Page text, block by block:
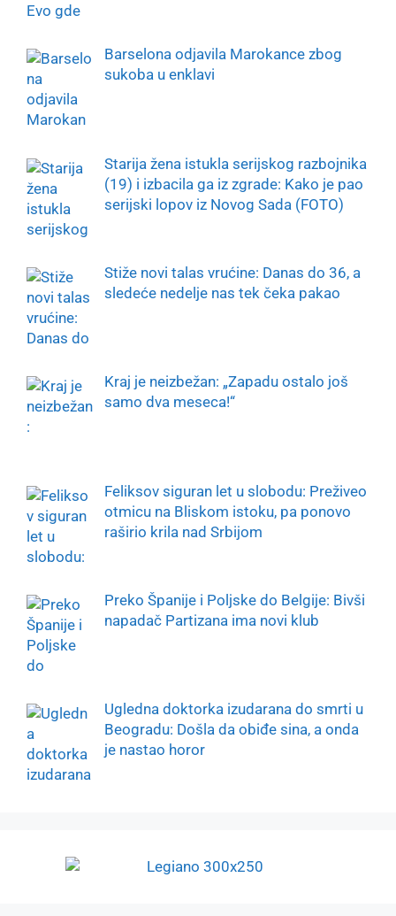
Barselona odjavila Marokance zbog
sukoba u enklavi
Starija žena istukla serijskog razbojnika
(19) i izbacila ga iz zgrade: Kako je pao
serijski lopov iz Novog Sada (FOTO)
Stiže novi talas vrućine: Danas do 36, a
sledeće nedelje nas tek čeka pakao
Kraj je neizbežan: „Zapadu ostalo još
samo dva meseca!“
Feliksov siguran let u slobodu: Preživeo
otmicu na Bliskom istoku, pa ponovo
raširio krila nad Srbijom
Preko Španije i Poljske do Belgije: Bivši
napadač Partizana ima novi klub
Ugledna doktorka izudarana do smrti u
Beogradu: Došla da obiđe sina, a onda
je nastao horor